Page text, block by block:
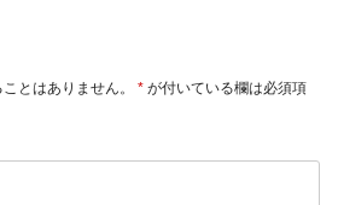
とはありません。 * が付いている欄は必須項